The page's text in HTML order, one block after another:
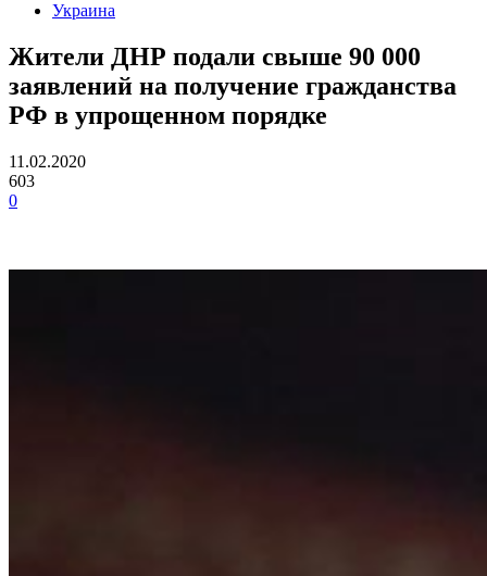
Украина
Жители ДНР подали свыше 90 000
заявлений на получение гражданства
РФ в упрощенном порядке
11.02.2020
603
0